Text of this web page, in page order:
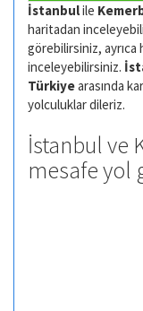
İstanbulile
haritadan
görebilirsiniz, ayrıca
inceleyebilirsiniz.
Türkiyearasında
yolculuklar dileriz.
İstanbul ve
mesafe yol